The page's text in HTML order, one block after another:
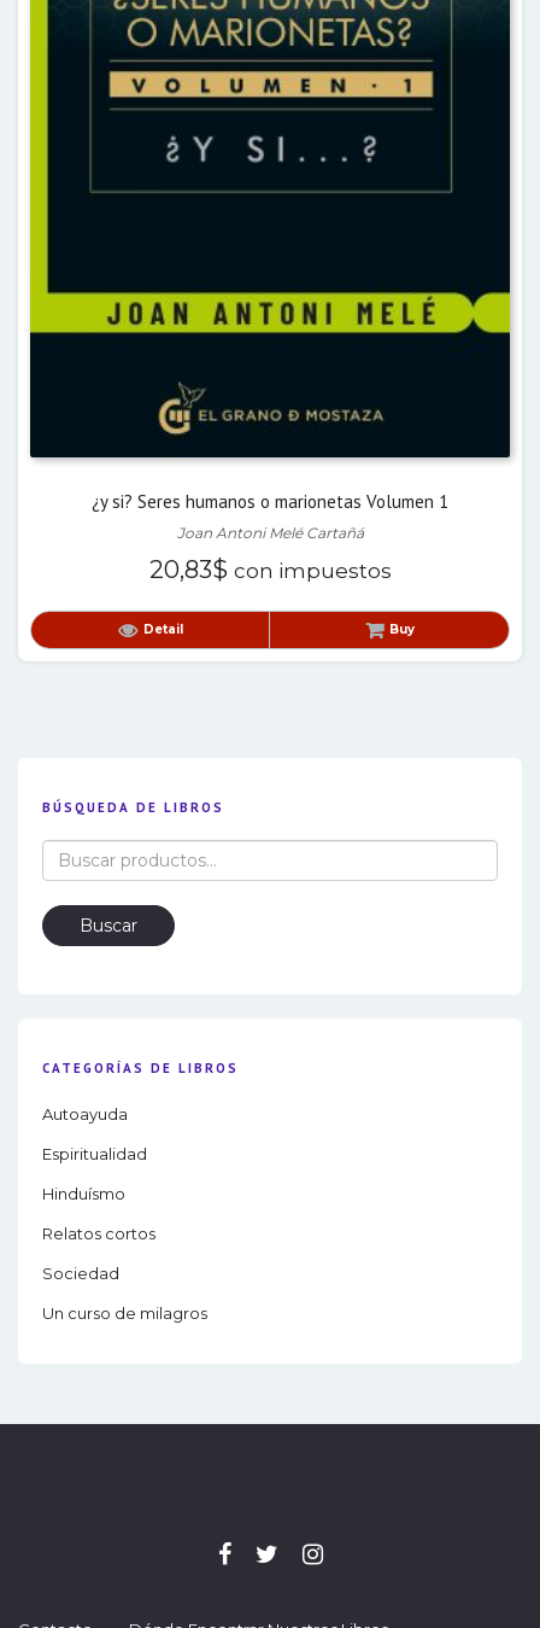
¿y si? Seres humanos o marionetas Volumen 1
Joan Antoni Melé Cartañá
20,83$ con impuestos
Detail Buy
BÚSQUEDA DE LIBROS
Buscar
por:
Buscar
CATEGORÍAS DE LIBROS
Autoayuda
Espiritualidad
Hinduísmo
Relatos cortos
Sociedad
Un curso de milagros